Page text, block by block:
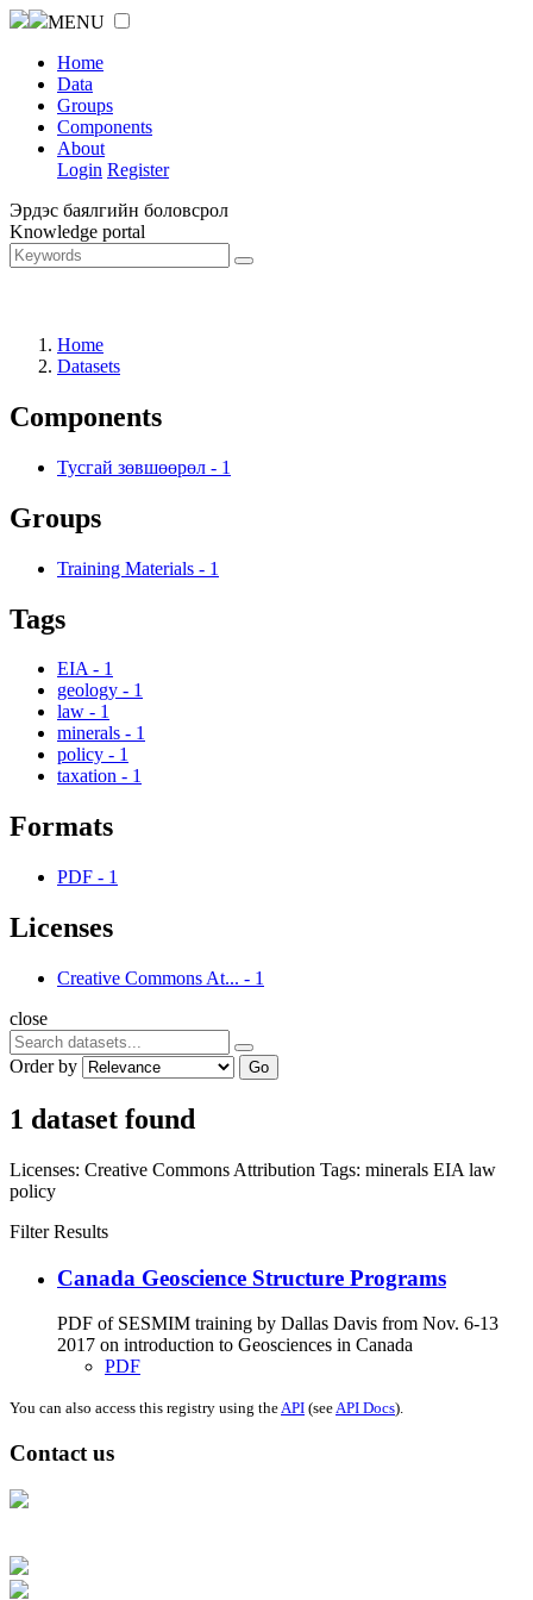
MENU
Home
Data
Groups
Components
About
Login Register
Эрдэс баялгийн боловсрол
Knowledge portal
Home
Datasets
Components
Тусгай зөвшөөрөл - 1
Groups
Training Materials - 1
Tags
EIA - 1
geology - 1
law - 1
minerals - 1
policy - 1
taxation - 1
Formats
PDF - 1
Licenses
Creative Commons At... - 1
close
Order by Go
1 dataset found
Licenses: Creative Commons Attribution Tags: minerals EIA law
policy
Filter Results
Canada Geoscience Structure Programs
PDF of SESMIM training by Dallas Davis from Nov. 6-13
2017 on introduction to Geosciences in Canada
PDF
You can also access this registry using theAPI (seeAPI Docs).
Contact us